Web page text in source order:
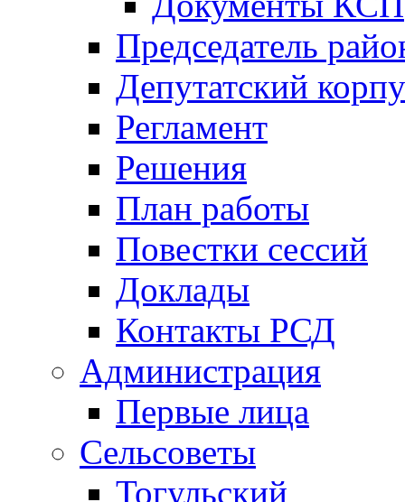
Председатель
Депутатский
Регламент
Решения
План работы
Повестки сессий
Доклады
Контакты РСД
Администрация
Первые лица
Сельсоветы
Тогульский